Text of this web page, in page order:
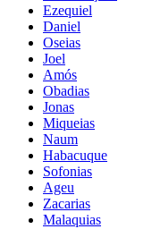
Ezequiel
Daniel
Oseias
Joel
Amós
Obadias
Jonas
Miqueias
Naum
Habacuque
Sofonias
Ageu
Zacarias
Malaquias